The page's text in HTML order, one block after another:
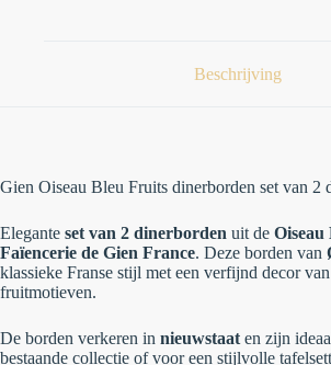
Beschrijving
Gien Oiseau Bleu Fruits dinerborden set van 2
Elegante set van 2 dinerborden uit de Oiseau
Faïencerie de Gien France. Deze borden van
klassieke Franse stijl met een verfijnd decor
fruitmotieven.
De borden verkeren in nieuwstaaten zijn
bestaande collectie of voor een stijlvolle